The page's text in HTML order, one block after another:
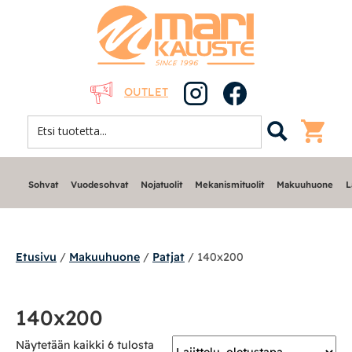
OUTLET
Nojatuolit
Sohvat Vuodesohvat Nojatuolit Mekanismituolit Makuuhuone
Etusivu / Makuuhuone / Patjat / 140x200
140x200
Näytetään kaikki 6 tulosta